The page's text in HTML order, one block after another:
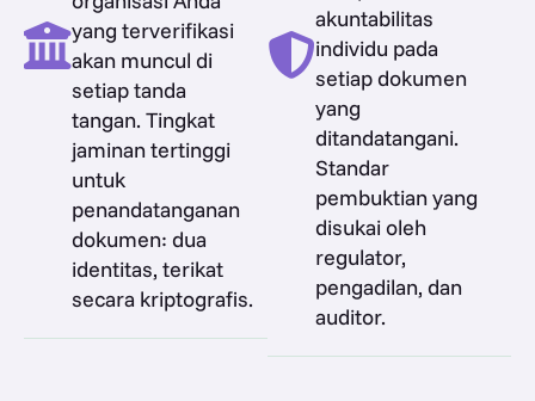
yang terverifikasi
akan muncul di
setiap tanda
tangan. Tingkat
jaminan tertinggi
untuk
penandatanganan
dokumen: dua
identitas, terikat
secara kriptografis.
akuntabilitas
individu pada
setiap dokumen
yang
ditandatangani.
Standar
pembuktian yang
disukai oleh
regulator,
pengadilan, dan
auditor.